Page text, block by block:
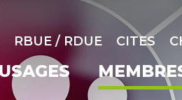
RBUE / RDUE CITES
USAGES